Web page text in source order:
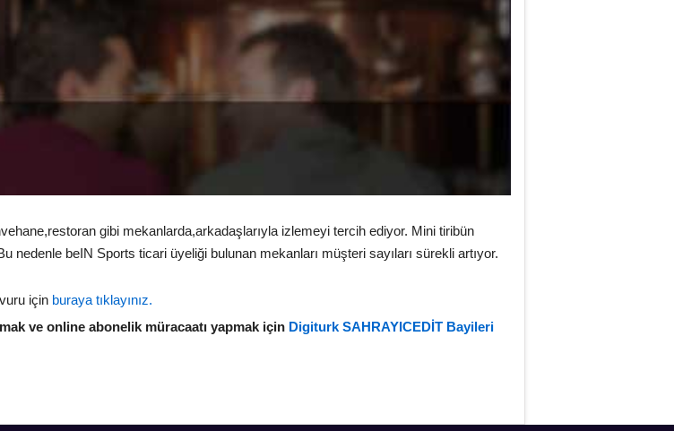
gibi mekanlarda,arkadaşlarıyla izlemeyi tercih ediyor. Mini tiribün
nedenle beIN Sports ticari üyeliği bulunan mekanları müşteri sayıları sürekli artıyor.
için buraya tıklayınız.
ve online abonelik müracaatı yapmak için Digiturk SAHRAYICEDİT Bayileri